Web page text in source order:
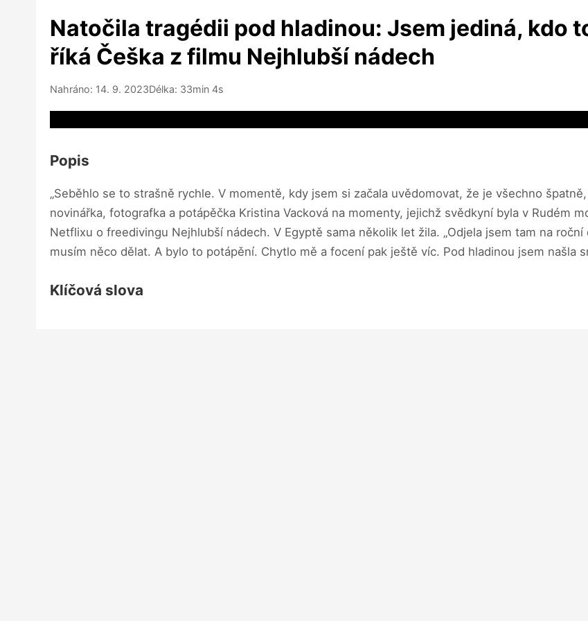
Natočila tragédii pod hladinou: Jsem jediná, kdo
říká Češka z filmu Nejhlubší nádech
Nahráno: 14. 9. 2023Délka: 33min 4s
Popis
„Seběhlo se to strašně rychle. V momentě, kdy jsem si začala uvědomovat, že je všechno
novinářka, fotografka a potápěčka Kristina Vacková na momenty, jejichž svědkyní byla v Rudém
Netflixu o freedivingu Nejhlubší nádech. V Egyptě sama několik let žila. „Odjela jsem tam na
musím něco dělat. A bylo to potápění. Chytlo mě a focení pak ještě víc. Pod hladinou jsem našla
Klíčová slova